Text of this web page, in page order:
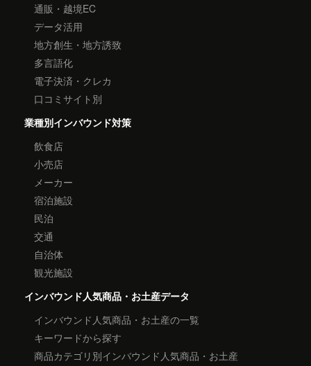
通販・越境EC
データ活用
地方創生・地方誘致
多言語化
電子決済・クレカ
口コミサイト別
業種別インバウンド対策
飲食店
小売店
メーカー
宿泊施設
民泊
交通
自治体
観光施設
インバウンド人気商品・お土産データ
インバウンド人気商品・お土産の一覧
キーワードから探す
商品カテゴリ別インバウンド人気商品・お土産